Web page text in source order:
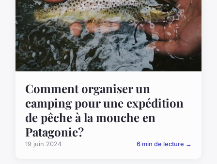
Comment organiser un
camping pour une expédition
de pêche à la mouche en
Patagonie?
19 juin 2024 6 min de lecture →